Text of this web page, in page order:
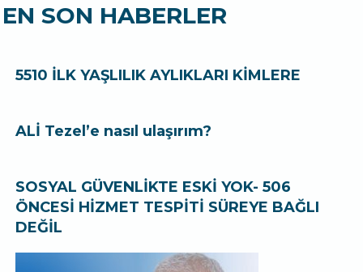
EN SON HABERLER
5510 İLK YAŞLILIK AYLIKLARI KİMLERE
ALİ Tezel’e nasıl ulaşırım?
SOSYAL GÜVENLİKTE ESKİ YOK- 506
ÖNCESİ HİZMET TESPİTİ SÜREYE BAĞLI
DEĞİL